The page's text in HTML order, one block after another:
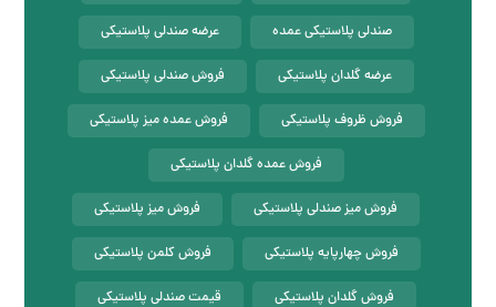
صندلی پلاستیکی عمده عرضه صندلی پلاستیکی
عرضه گلدان پلاستیکی فروش صندلی پلاستیکی
فروش ظروف پلاستیکی فروش عمده میز پلاستیکی
فروش عمده گلدان پلاستیکی
فروش میز صندلی پلاستیکی فروش میز پلاستیکی
فروش چهارپایه پلاستیکی فروش کلمن پلاستیکی
فروش گلدان پلاستیکی قیمت صندلی پلاستیکی